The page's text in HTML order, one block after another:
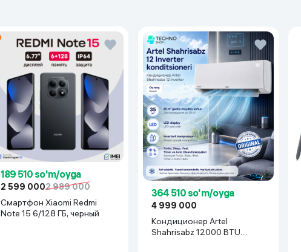
189 510 so'm/oyga
2 599 0002 989 000
Смартфон Xiaomi Redmi
Note 15 6/128 ГБ, черный
364 510 so'm/oyga
4 999 000
Кондиционер Artel
Shahrisabz 12000 BTU